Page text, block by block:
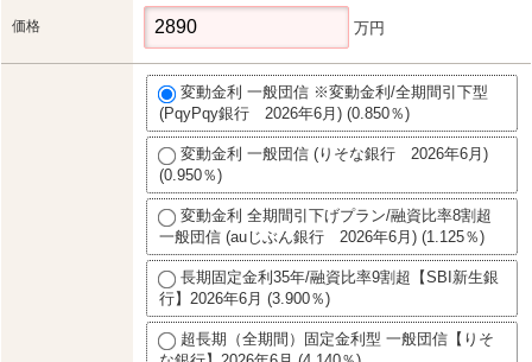
価格 万円
変動金利 一般団信 ※変動金利/全期間引下型
(PqyPqy銀行 2026年6月) (0.850％)
変動金利 一般団信 (りそな銀行 2026年6月)
(0.950％)
変動金利 全期間引下げプラン/融資比率8割超
一般団信 (auじぶん銀行 2026年6月) (1.125％)
長期固定金利35年/融資比率9割超【SBI新生銀
行】2026年6月 (3.900％)
超長期（全期間）固定金利型 一般団信【りそ